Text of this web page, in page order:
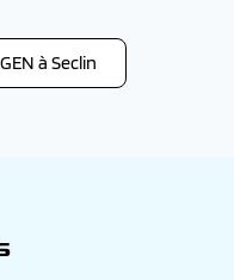
à Seclin